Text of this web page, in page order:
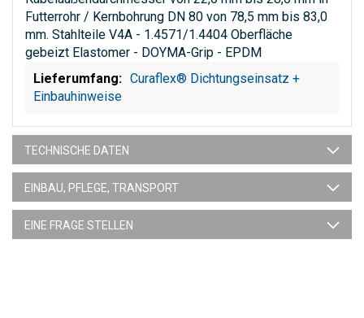
Futterrohr / Kernbohrung DN 80 von 78,5 mm bis 83,0
mm. Stahlteile V4A - 1.4571/1.4404 Oberfläche
gebeizt Elastomer - DOYMA-Grip - EPDM
Curaflex® Dichtungseinsatz +
Einbauhinweise
TECHNISCHE DATEN
EINBAU, PFLEGE, TRANSPORT
EINE FRAGE STELLEN